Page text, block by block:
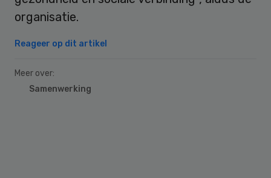
organisatie.
Reageer op dit artikel
Meer over:
Samenwerking